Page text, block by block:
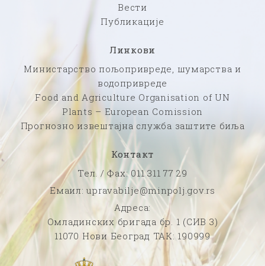
Вести
Публикације
Линкови
Министарство пољопривреде, шумарства и
водопривреде
Food and Agriculture Organisation of UN
Plants – European Comission
Прогнозно извештајна служба заштите биља
Контакт
Тел. / Фаx: 011 311 77 29
Емаил: upravabilje@minpolj.gov.rs
Адреса:
Омладинских бригада бр. 1 (СИВ 3)
11070 Нови Београд ТАК: 190999